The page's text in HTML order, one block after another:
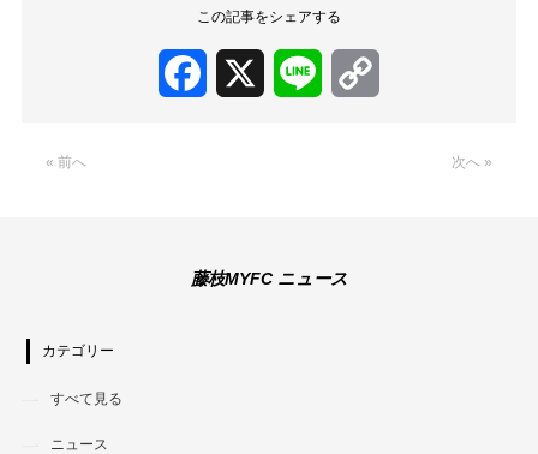
この記事をシェアする
Facebook Line
« 前へ 次へ »
藤枝MYFC ニュース
カテゴリー
すべて見る
ニュース